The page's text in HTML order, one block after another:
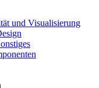
und Visualisierung